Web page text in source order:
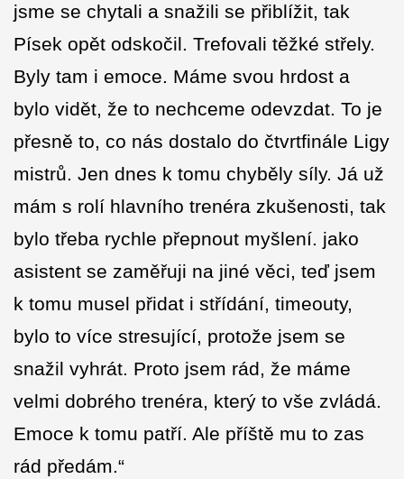
jsme se chytali a snažili se přiblížit, tak
Písek opět odskočil. Trefovali těžké střely.
Byly tam i emoce. Máme svou hrdost a
bylo vidět, že to nechceme odevzdat. To je
přesně to, co nás dostalo do čtvrtfinále Ligy
mistrů. Jen dnes k tomu chyběly síly. Já už
mám s rolí hlavního trenéra zkušenosti, tak
bylo třeba rychle přepnout myšlení. jako
asistent se zaměřuji na jiné věci, teď jsem
k tomu musel přidat i střídání, timeouty,
bylo to více stresující, protože jsem se
snažil vyhrát. Proto jsem rád, že máme
velmi dobrého trenéra, který to vše zvládá.
Emoce k tomu patří. Ale příště mu to zas
rád předám.“